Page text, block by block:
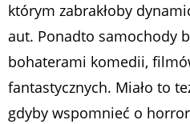
którym zabrakłoby
aut. Ponadto samochody
bohaterami komedii,
fantastycznych. Miało to
gdyby wspomnieć o